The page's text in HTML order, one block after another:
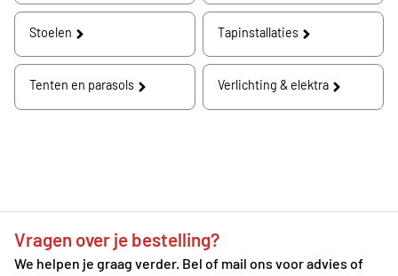
Stoelen Tapinstallaties
Tenten en parasols Verlichting & elektra
Vragen over je bestelling?
We helpen je graag verder. Bel of mail ons voor advies of